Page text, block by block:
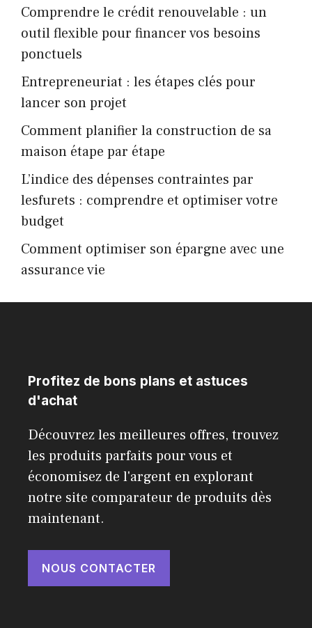
Comprendre le crédit renouvelable : un
outil flexible pour financer vos besoins
ponctuels
Entrepreneuriat : les étapes clés pour
lancer son projet
Comment planifier la construction de sa
maison étape par étape
L’indice des dépenses contraintes par
lesfurets : comprendre et optimiser votre
budget
Comment optimiser son épargne avec une
assurance vie
Profitez de bons plans et astuces
d'achat
Découvrez les meilleures offres, trouvez
les produits parfaits pour vous et
économisez de l'argent en explorant
notre site comparateur de produits dès
maintenant.
NOUS CONTACTER